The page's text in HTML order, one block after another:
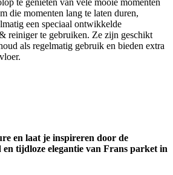
te genieten van vele mooie momenten
die momenten lang te laten duren,
een speciaal ontwikkelde
reiniger te gebruiken. Ze zijn geschikt
als regelmatig gebruik en bieden extra
en laat je inspireren door de
tijdloze elegantie van Frans parket in